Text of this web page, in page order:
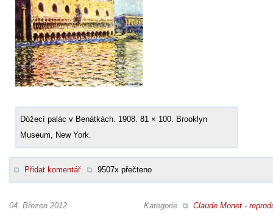
Dóžecí palác v Benátkách. 1908. 81 × 100. Brooklyn
Museum, New York.
Přidat komentář 9507x přečteno
Kategorie Claude Monet -
04. Březen 2012